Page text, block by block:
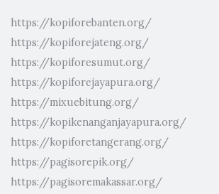
https://kopiforebanten.org/
https://kopiforejateng.org/
https://kopiforesumut.org/
https://kopiforejayapura.org/
https://mixuebitung.org/
https://kopikenanganjayapura.org/
https://kopiforetangerang.org/
https://pagisorepik.org/
https://pagisoremakassar.org/